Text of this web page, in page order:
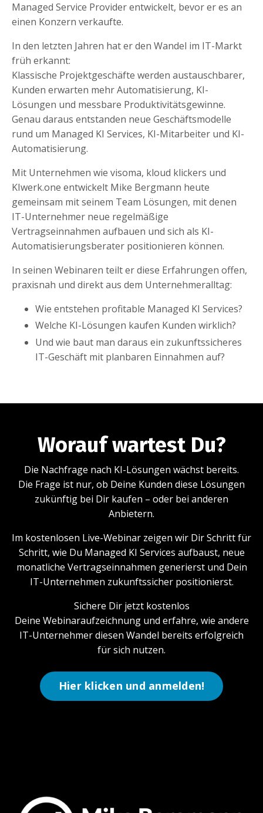
Managed Service Provider entwickelt, bevor er es an
einen Konzern verkaufte.
In den letzten Jahren hat er den Wandel im IT-Markt
früh erkannt:
Klassische Projektgeschäfte werden austauschbarer,
Kunden erwarten mehr Automatisierung, KI-
Lösungen und messbare Produktivitätsgewinne.
Genau daraus entstanden neue Geschäftsmodelle
rund um Managed KI Services, KI-Mitarbeiter und KI-
Automatisierung.
Mit Unternehmen wie visoma, kloud klickers und
KIwerk.one entwickelt Mike Bergmann heute
gemeinsam mit seinem Team Lösungen, mit denen
IT-Unternehmer neue regelmäßige
Vertragseinnahmen aufbauen und sich als KI-
Automatisierungsberater positionieren können.
In seinen Webinaren teilt er diese Erfahrungen offen,
praxisnah und direkt aus dem Unternehmeralltag:
Wie entstehen profitable Managed KI Services?
Welche KI-Lösungen kaufen Kunden wirklich?
Und wie baut man daraus ein zukunftssicheres
IT-Geschäft mit planbaren Einnahmen auf?
Worauf wartest Du?
Die Nachfrage nach KI-Lösungen wächst bereits.
Die Frage ist nur, ob Deine Kunden diese Lösungen
zukünftig bei Dir kaufen – oder bei anderen
Anbietern.
Im kostenlosen Live-Webinar zeigen wir Dir Schritt für
Schritt, wie Du Managed KI Services aufbaust, neue
monatliche Vertragseinnahmen generierst und Dein
IT-Unternehmen zukunftssicher positionierst.
Sichere Dir jetzt kostenlos
Deine Webinaraufzeichnung und erfahre, wie andere
IT-Unternehmer diesen Wandel bereits erfolgreich
für sich nutzen.
Hier klicken und anmelden!